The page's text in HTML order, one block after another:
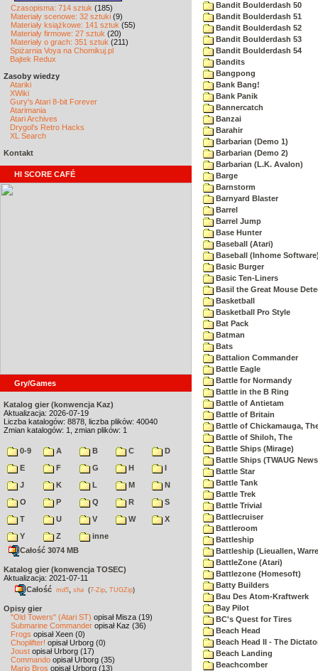
Czasopisma: 714 sztuk (185)
Materiały scenowe: 32 sztuki (9)
Materiały książkowe: 141 sztuk (55)
Materiały firmowe: 27 sztuk (20)
Materiały o grach: 351 sztuk (211)
Spiżarnia Voya na Chomikuj.pl
Bajtek Redux
Zasoby wiedzy
Atariki
XWiki
Gury's Atari 8-bit Forever
Atarimania
Atari Archives
Drygol's Retro Hacks
XL Search
Kontakt
HI SCORE CAFÉ
Gry/Games
Katalog gier (konwencja Kaz)
Aktualizacja: 2026-07-19
Liczba katalogów: 8878, liczba plików: 40040
Zmian katalogów: 1, zmian plików: 1
0-9 A B C
D
E
F G H
I
J
K L M
N
O
P Q R
S
T
U V W
X
Y
Z
inne
Całość 3074 MB
Katalog gier (konwencja TOSEC)
Aktualizacja: 2021-07-11
Całość md5 sha (7-Zip TUGZip)
Opisy gier
"Old Towers" (Atari ST) opisał Misza (19)
Submarine Commander opisał Kaz (36)
Frogs opisał Xeen (0)
Choplifter! opisał Urborg (0)
Joust opisał Urborg (17)
Commando opisał Urborg (35)
Mario Bros opisał Urborg (13)
Bandit Boulderdash 50
Bandit Boulderdash 51
Bandit Boulderdash 52
Bandit Boulderdash 53
Bandit Boulderdash 54
Bandits
Bangpong
Bank Bang!
Bank Panik
Bannercatch
Banzai
Barahir
Barbarian (Demo 1)
Barbarian (Demo 2)
Barbarian (L.K. Avalon)
Barge
Barnstorm
Barnyard Blaster
Barrel
Barrel Jump
Base Hunter
Baseball (Atari)
Baseball (Inhome
Basic Burger
Basic Ten-Liners
Basil the Great Mouse
Basketball
Basketball Pro Style
Bat Pack
Batman
Bats
Battalion Commander
Battle Eagle
Battle for Normandy
Battle in the B Ring
Battle of Antietam
Battle of Britain
Battle of Chickamauga,
Battle of Shiloh, The
Battle Ships (Mirage)
Battle Ships (TWAUG
Battle Star
Battle Tank
Battle Trek
Battle Trivial
Battlecruiser
Battleroom
Battleship
Battleship (Lieuallen,
BattleZone (Atari)
Battlezone (Homesoft)
Batty Builders
Bau Des Atom-Kraftwerk
Bay Pilot
BC's Quest for Tires
Beach Head
Beach Head II - The
Beach Landing
Beachcomber